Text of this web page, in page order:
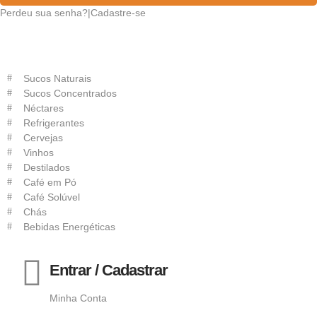
Perdeu sua senha?|Cadastre-se
Sucos Naturais
Sucos Concentrados
Néctares
Refrigerantes
Cervejas
Vinhos
Destilados
Café em Pó
Café Solúvel
Chás
Bebidas Energéticas
Entrar / Cadastrar
Minha Conta